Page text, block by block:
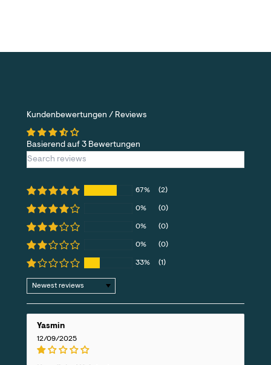
Kundenbewertungen / Reviews
Basierend auf 3 Bewertungen
67% (2)
0% (0)
0% (0)
0% (0)
33% (1)
Sort by
Yasmin
12/09/2025